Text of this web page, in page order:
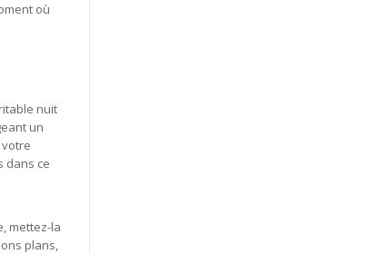
où
nuit
un
dans ce
mettez-la
plans,